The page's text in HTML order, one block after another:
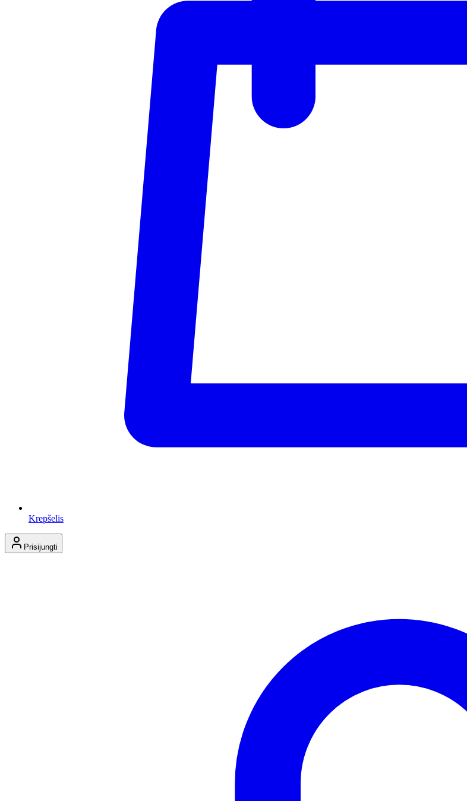
Krepšelis
Prisijungti